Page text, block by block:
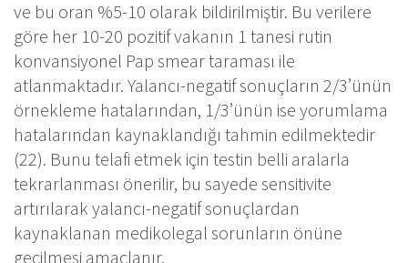
ve bu oran %5-10 olarak bildirilmiştir. Bu verilere
göre her 10-20 pozitif vakanın 1 tanesi rutin
konvansiyonel Pap smear taraması ile
atlanmaktadır. Yalancı-negatif sonuçların 2/3’ünün
örnekleme hatalarından, 1/3’ünün ise yorumlama
hatalarından kaynaklandığı tahmin edilmektedir
(22). Bunu telafi etmek için testin belli aralarla
tekrarlanması önerilir, bu sayede sensitivite
artırılarak yalancı-negatif sonuçlardan
kaynaklanan medikolegal sorunların önüne
geçilmesi amaçlanır.